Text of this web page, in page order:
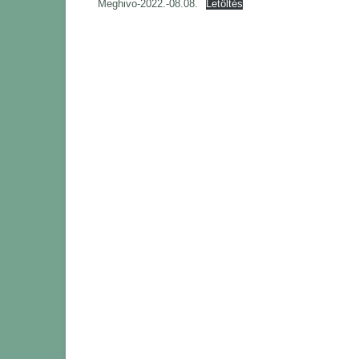
Meghivo-2022.-08.08. Letöltés